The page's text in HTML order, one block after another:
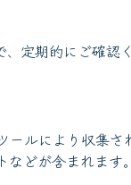
定期的にご確認く
ルにより収集
どが含まれます